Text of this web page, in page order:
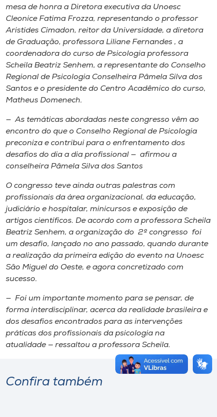
mesa de honra a Diretora executiva da Unoesc
Cleonice Fatima Frozza, representando o professor
Aristides Cimadon, reitor da Universidade, a diretora
de Graduação, professora Liliane Fernandes , a
coordenadora do curso de Psicologia professora
Scheila Beatriz Senhem, a representante do Conselho
Regional de Psicologia Conselheira Pâmela Silva dos
Santos e o presidente do Centro Acadêmico do curso,
Matheus Domenech.
— As temáticas abordadas neste congresso vêm ao
encontro do que o Conselho Regional de Psicologia
preconiza e contribui para o enfrentamento dos
desafios do dia a dia profissional — afirmou a
conselheira Pâmela Silva dos Santos
O congresso teve ainda outras palestras com
profissionais da área organizacional, da educação,
judiciário e hospitalar, minicursos e exposição de
artigos científicos. De acordo com a professora Scheila
Beatriz Senhem, a organização do 2º congresso foi
um desafio, lançado no ano passado, quando durante
a realização da primeira edição do evento na Unoesc
São Miguel do Oeste, e agora concretizado com
sucesso.
— Foi um importante momento para se pensar, de
forma interdisciplinar, acerca da realidade brasileira e
dos desafios encontrados para as intervenções
práticas dos profissionais da psicologia na
atualidade — ressaltou a professora Scheila.
Confira também